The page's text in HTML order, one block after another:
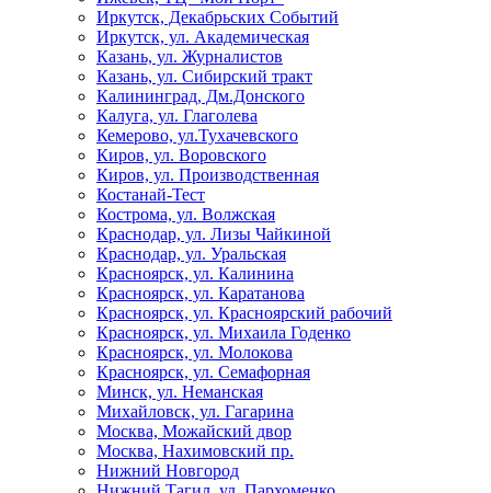
Иркутск, Декабрьских Событий
Иркутск, ул. Академическая
Казань, ул. Журналистов
Казань, ул. Сибирский тракт
Калининград, Дм.Донского
Калуга, ул. Глаголева
Кемерово, ул.Тухачевского
Киров, ул. Воровского
Киров, ул. Производственная
Костанай-Тест
Кострома, ул. Волжская
Краснодар, ул. Лизы Чайкиной
Краснодар, ул. Уральская
Красноярск, ул. Калинина
Красноярск, ул. Каратанова
Красноярск, ул. Красноярский рабочий
Красноярск, ул. Михаила Годенко
Красноярск, ул. Молокова
Красноярск, ул. Семафорная
Минск, ул. Неманская
Михайловск, ул. Гагарина
Москва, Можайский двор
Москва, Нахимовский пр.
Нижний Новгород